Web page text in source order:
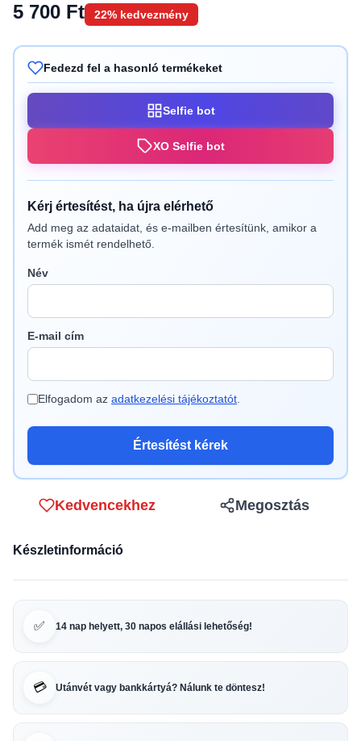
5 700 Ft 22% kedvezmény
Fedezd fel a hasonló termékeket
Selfie bot
XO Selfie bot
Kérj értesítést, ha újra elérhető
Add meg az adataidat, és e-mailben értesítünk, amikor a
termék ismét rendelhető.
Név
E-mail cím
Elfogadom az adatkezelési tájékoztatót
Értesítést kérek
Kedvencekhez Megosztás
Készletinformáció
✅ 14 nap helyett, 30 napos elállási lehetőség!
💳 Utánvét vagy bankkártyá? Nálunk te döntesz!